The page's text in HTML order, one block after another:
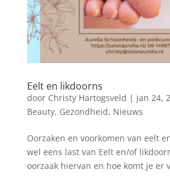
Eelt en likdoorns
door Christy Hartogsveld | jan 24,
Beauty, Gezondheid, Nieuws
Oorzaken en voorkomen van eelt
wel eens last van Eelt en/of
oorzaak hiervan en hoe komt je er